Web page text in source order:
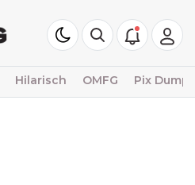
Hilarisch OMFG Pix Dump